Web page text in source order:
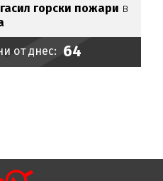
гасил горски пожари в
от днес: 64